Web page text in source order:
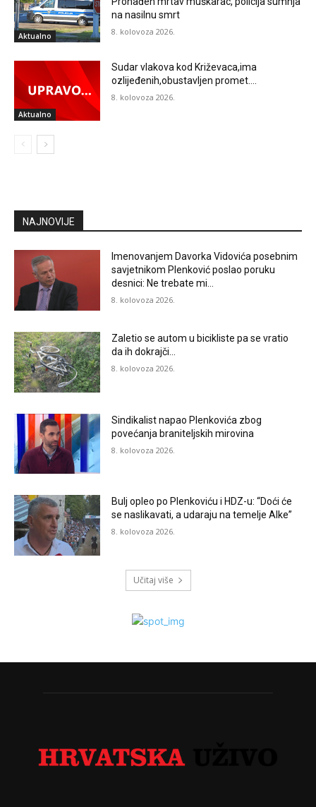
Aktualno
na nasilnu smrt
8. kolovoza 2026.
Aktualno
Sudar vlakova kod Križevaca,ima
ozlijeđenih,obustavljen promet….
8. kolovoza 2026.
NAJNOVIJE
Imenovanjem Davorka Vidovića posebnim
savjetnikom Plenković poslao poruku
desnici: Ne trebate mi…
8. kolovoza 2026.
Zaletio se autom u bicikliste pa se vratio
da ih dokrajči…
8. kolovoza 2026.
Sindikalist napao Plenkovića zbog
povećanja braniteljskih mirovina
8. kolovoza 2026.
Bulj opleo po Plenkoviću i HDZ-u: “Doći će
se naslikavati, a udaraju na temelje Alke”
8. kolovoza 2026.
Učitaj više